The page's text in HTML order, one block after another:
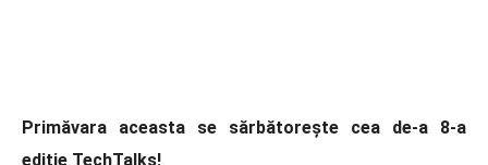
Primăvara aceasta se sărbătorește cea de-a 8-a
ediție TechTalks!